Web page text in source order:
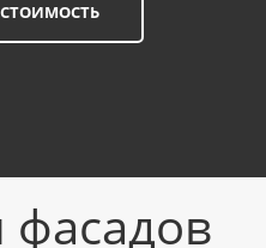
СТОИМОСТЬ